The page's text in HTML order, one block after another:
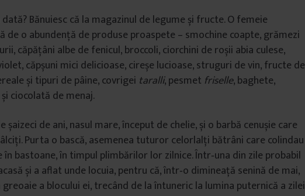
Bănuiesc că la magazinul de legume și fructe. O femeie
de o abundență de produse proaspete – smochine coapte, grămezi
căpățâni albe de fenicul, broccoli, ciorchini de roșii abia culese,
căpșuni mici delicioase, cireșe lucioase, struguri de vin, fructe de
și tipuri de pâine, covrigei taralli, pesmet friselle, baghete,
ciocolată de menaj.
șaizeci de ani, nasul mare, început de chelie, și o barbă cenușie care
Purta o bască, asemenea tuturor celorlalți bătrâni care colindau
în bastoane, în timpul plimbărilor lor zilnice. Într‑una din zile probabil
și a aflat unde locuia, pentru că, într‑o dimineață senină de mai,
greoaie a blocului ei, trecând de la întuneric la lumina puternică a zilei